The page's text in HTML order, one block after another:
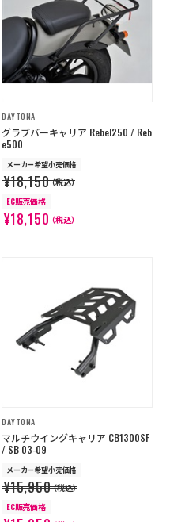
DAYTONA
グラブバーキャリア Rebel250 / Reb
e500
メーカー希望小売価格
¥18,150（税込）
EC販売価格
¥18,150（税込）
DAYTONA
マルチウイングキャリア CB1300SF
/ SB 03-09
メーカー希望小売価格
¥15,950（税込）
EC販売価格